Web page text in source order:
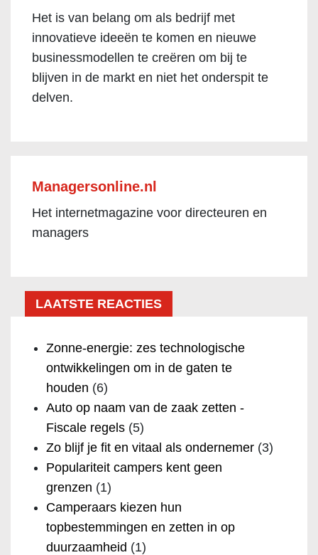
Het is van belang om als bedrijf met
innovatieve ideeën te komen en nieuwe
businessmodellen te creëren om bij te
blijven in de markt en niet het onderspit te
delven.
Managersonline.nl
Het internetmagazine voor directeuren en
managers
LAATSTE REACTIES
Zonne-energie: zes technologische
ontwikkelingen om in de gaten te
houden (6)
Auto op naam van de zaak zetten -
Fiscale regels (5)
Zo blijf je fit en vitaal als ondernemer (3)
Populariteit campers kent geen
grenzen (1)
Camperaars kiezen hun
topbestemmingen en zetten in op
duurzaamheid (1)